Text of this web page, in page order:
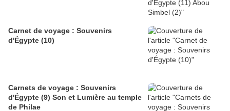
Carnet de voyage : Souvenirs
d'Égypte (10)
Carnets de voyage : Souvenirs
d'Égypte (9) Son et Lumière au temple
de Philae